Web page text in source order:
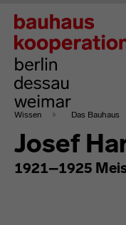
Wissen Das Bauhaus
Josef
1921–1925